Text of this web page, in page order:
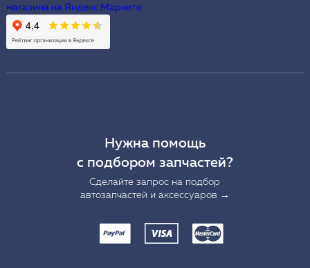
Нужна помощь
с подбором запчастей?
Сделайте запрос на подбор
автозапчастей и аксессуаров →